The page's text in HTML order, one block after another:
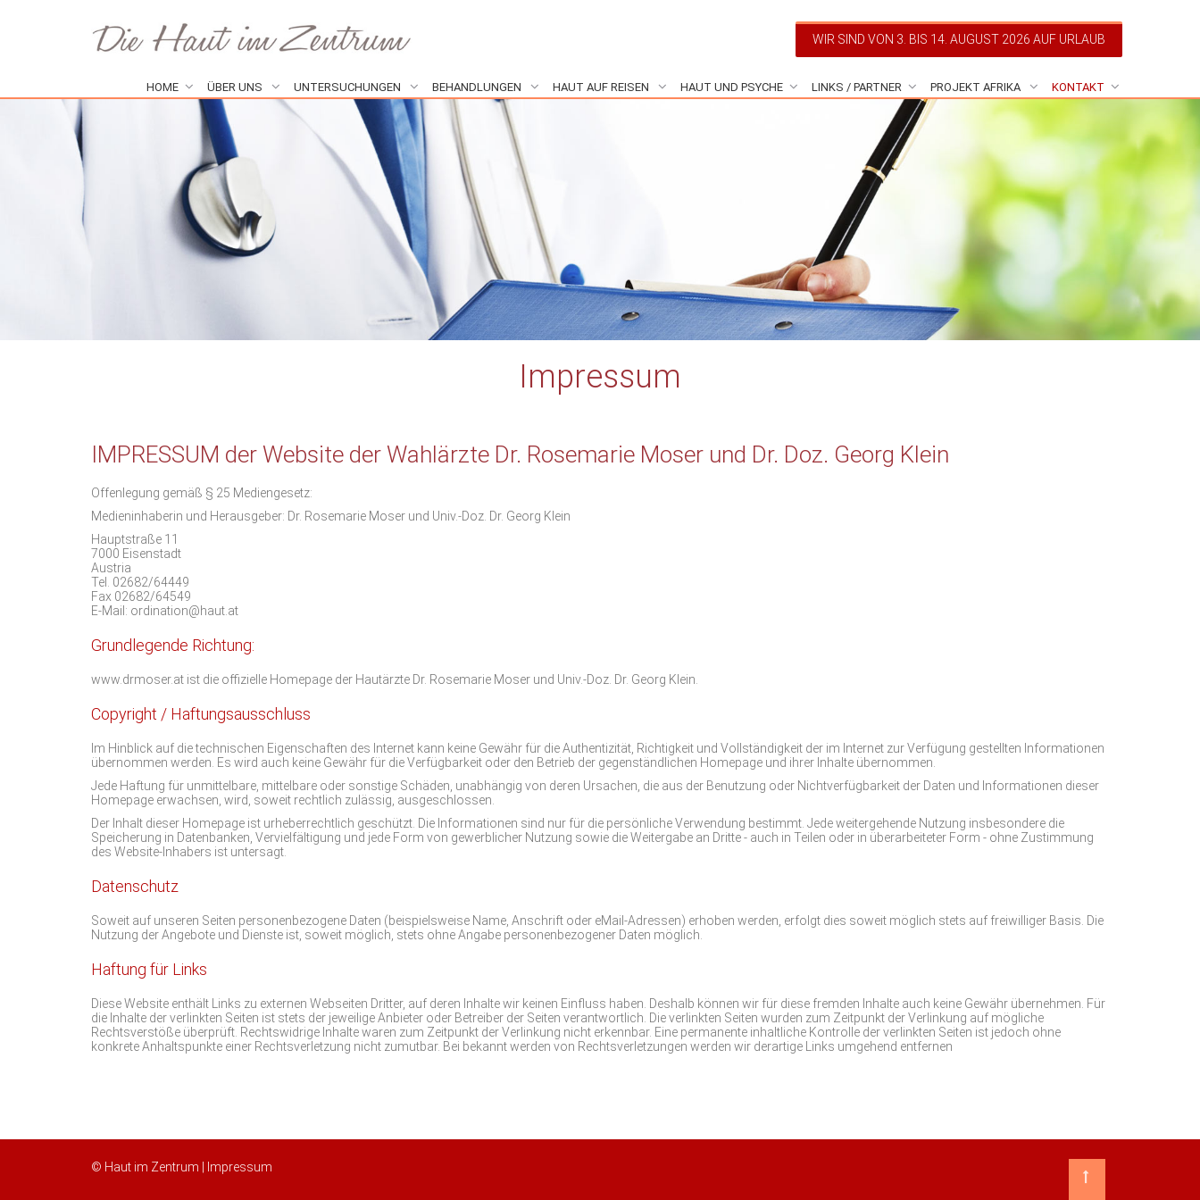
WIR SIND VON 3. BIS 14. AUGUST 2026 AUF URLAUB
HOME ÜBER UNS UNTERSUCHUNGEN BEHANDLUNGEN HAUT AUF REISEN HAUT UND PSYCHE LINKS / PARTNER PROJEKT AFRIKA KONTAKT
Impressum
IMPRESSUM der Website der Wahlärzte Dr. Rosemarie Moser und Dr. Doz. Georg Klein
Offenlegung gemäß § 25 Mediengesetz:
Medieninhaberin und Herausgeber: Dr. Rosemarie Moser und Univ.-Doz. Dr. Georg Klein
Hauptstraße 11
7000 Eisenstadt
Austria
Tel. 02682/64449
Fax 02682/64549
E-Mail: ordination@haut.at
Grundlegende Richtung:
www.drmoser.at ist die offizielle Homepage der Hautärzte Dr. Rosemarie Moser und Univ.-Doz. Dr. Georg Klein.
Copyright / Haftungsausschluss
Im Hinblick auf die technischen Eigenschaften des Internet kann keine Gewähr für die Authentizität, Richtigkeit und Vollständigkeit der im Internet zur Verfügung gestellten Informationen
übernommen werden. Es wird auch keine Gewähr für die Verfügbarkeit oder den Betrieb der gegenständlichen Homepage und ihrer Inhalte übernommen.
Jede Haftung für unmittelbare, mittelbare oder sonstige Schäden, unabhängig von deren Ursachen, die aus der Benutzung oder Nichtverfügbarkeit der Daten und Informationen dieser
Homepage erwachsen, wird, soweit rechtlich zulässig, ausgeschlossen.
Der Inhalt dieser Homepage ist urheberrechtlich geschützt. Die Informationen sind nur für die persönliche Verwendung bestimmt. Jede weitergehende Nutzung insbesondere die
Speicherung in Datenbanken, Vervielfältigung und jede Form von gewerblicher Nutzung sowie die Weitergabe an Dritte - auch in Teilen oder in überarbeiteter Form - ohne Zustimmung
des Website-Inhabers ist untersagt.
Datenschutz
Soweit auf unseren Seiten personenbezogene Daten (beispielsweise Name, Anschrift oder eMail-Adressen) erhoben werden, erfolgt dies soweit möglich stets auf freiwilliger Basis. Die
Nutzung der Angebote und Dienste ist, soweit möglich, stets ohne Angabe personenbezogener Daten möglich.
Haftung für Links
Diese Website enthält Links zu externen Webseiten Dritter, auf deren Inhalte wir keinen Einfluss haben. Deshalb können wir für diese fremden Inhalte auch keine Gewähr übernehmen. Für
die Inhalte der verlinkten Seiten ist stets der jeweilige Anbieter oder Betreiber der Seiten verantwortlich. Die verlinkten Seiten wurden zum Zeitpunkt der Verlinkung auf mögliche
Rechtsverstöße überprüft. Rechtswidrige Inhalte waren zum Zeitpunkt der Verlinkung nicht erkennbar. Eine permanente inhaltliche Kontrolle der verlinkten Seiten ist jedoch ohne
konkrete Anhaltspunkte einer Rechtsverletzung nicht zumutbar. Bei bekannt werden von Rechtsverletzungen werden wir derartige Links umgehend entfernen
© Haut im Zentrum | Impressum